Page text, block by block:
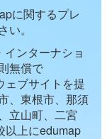
に関するプレ
い。
ンターナショ
無償で
ェブサイトを提
、東根市、那須
立山町、二宮
以上にedumap